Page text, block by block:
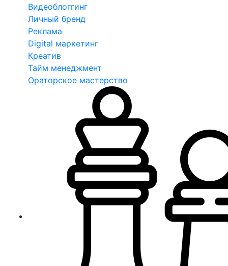
Видеоблоггинг
Личный бренд
Реклама
Digital маркетинг
Креатив
Тайм менеджмент
Ораторское мастерство